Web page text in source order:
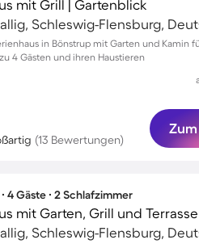
mit Grill | Gartenblick
Schleswig-Flensburg,
in Bönstrup mit Garten und Kamin
4 Gästen und ihren Haustieren
(13 Bewertungen)
4 Gäste ∙ 2 Schlafzimmer
Schleswig-Flensburg,